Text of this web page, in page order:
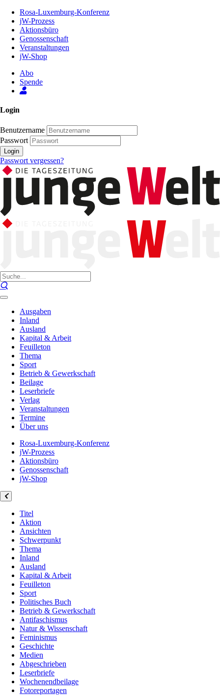
Inhalt
Seite
Rosa-Luxemburg-Konferenz
jW-Prozess
Aktionsbüro
Genossenschaft
Veranstaltungen
jW-Shop
Abo
Spende
Login
Benutzername
Passwort
Login
Passwort vergessen?
Ausgaben
Inland
Ausland
Kapital & Arbeit
Feuilleton
Thema
Sport
Betrieb & Gewerkschaft
Beilage
Leserbriefe
Verlag
Veranstaltungen
Termine
Über uns
Rosa-Luxemburg-Konferenz
jW-Prozess
Aktionsbüro
Genossenschaft
jW-Shop
Titel
Aktion
Ansichten
Schwerpunkt
Thema
Inland
Ausland
Kapital & Arbeit
Feuilleton
Sport
Politisches Buch
Betrieb & Gewerkschaft
Antifaschismus
Natur & Wissenschaft
Feminismus
Geschichte
Medien
Abgeschrieben
Leserbriefe
Wochenendbeilage
Fotoreportagen